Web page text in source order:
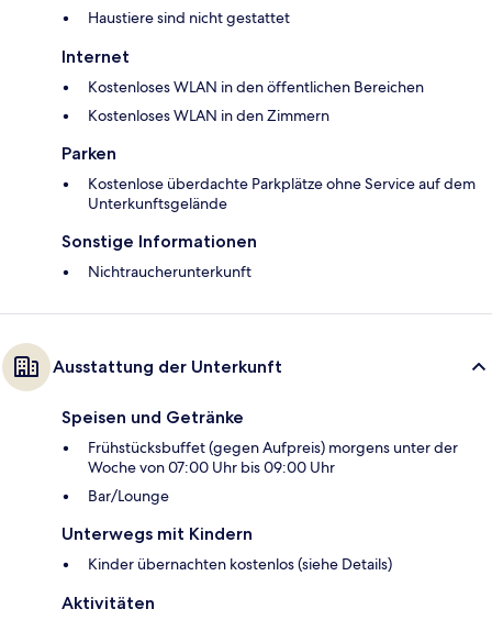
Haustiere sind nicht gestattet
Internet
Kostenloses WLAN in den öffentlichen Bereichen
Kostenloses WLAN in den Zimmern
Parken
Kostenlose überdachte Parkplätze ohne Service auf dem
Unterkunftsgelände
Sonstige Informationen
Nichtraucherunterkunft
Ausstattung der Unterkunft
Speisen und Getränke
Frühstücksbuffet (gegen Aufpreis) morgens unter der
Woche von 07:00 Uhr bis 09:00 Uhr
Bar/Lounge
Unterwegs mit Kindern
Kinder übernachten kostenlos (siehe Details)
Aktivitäten